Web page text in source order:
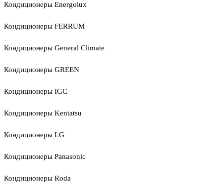
Кондиционеры Energolux
Кондиционеры FERRUM
Кондиционеры General Climate
Кондиционеры GREEN
Кондиционеры IGC
Кондиционеры Kentatsu
Кондиционеры LG
Кондиционеры Panasonic
Кондиционеры Roda